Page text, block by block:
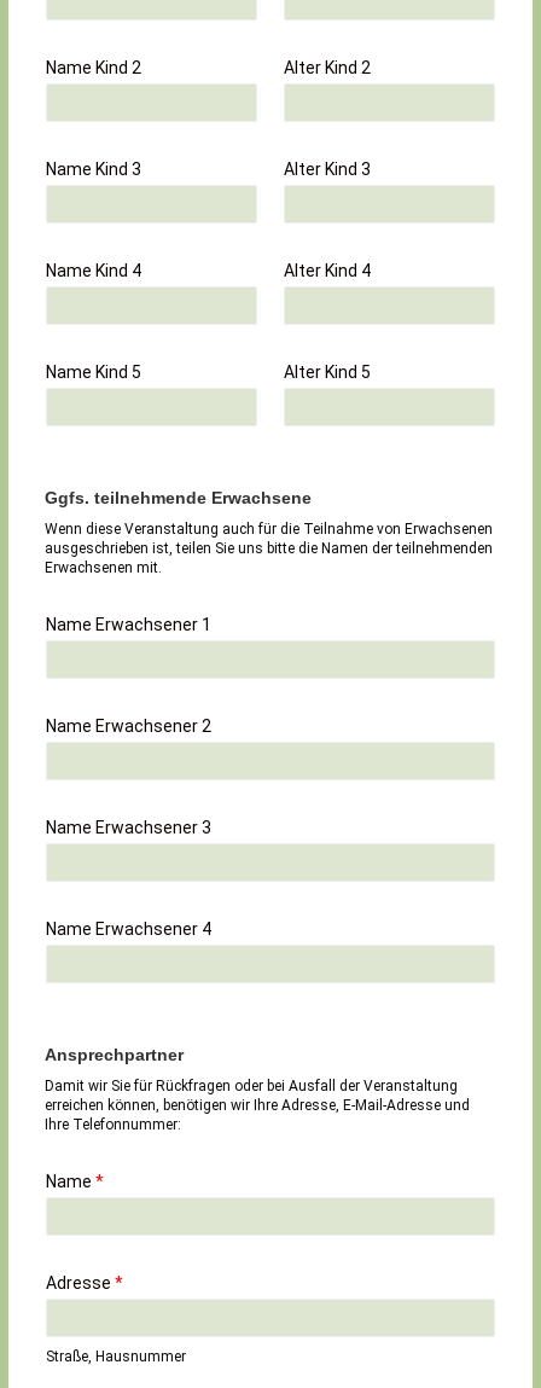
Name Kind 2 Alter Kind 2
Name Kind 3 Alter Kind 3
Name Kind 4 Alter Kind 4
Name Kind 5 Alter Kind 5
Ggfs. teilnehmende Erwachsene
Wenn diese Veranstaltung auch für die Teilnahme von Erwachsenen
ausgeschrieben ist, teilen Sie uns bitte die Namen der teilnehmenden
Erwachsenen mit.
Name Erwachsener 1
Name Erwachsener 2
Name Erwachsener 3
Name Erwachsener 4
Ansprechpartner
Damit wir Sie für Rückfragen oder bei Ausfall der Veranstaltung
erreichen können, benötigen wir Ihre Adresse, E-Mail-Adresse und
Ihre Telefonnummer:
Name *
Adresse *
Straße, Hausnummer